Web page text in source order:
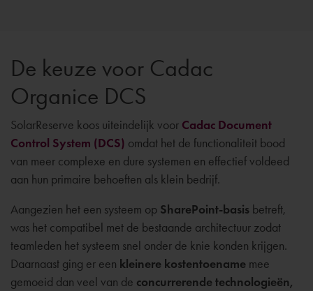
De keuze voor Cadac
Organice DCS
SolarReserve koos uiteindelijk voor Cadac Document
Control System (DCS) omdat het de functionaliteit bood
van meer complexe en dure systemen en effectief voldeed
aan hun primaire behoeften als klein bedrijf.
Aangezien het een systeem op SharePoint-basis betreft,
was het compatibel met de bestaande architectuur zodat
teamleden het systeem snel onder de knie konden krijgen.
Daarnaast ging er een kleinere kostentoename mee
gemoeid dan veel van de concurrerende technologieën,